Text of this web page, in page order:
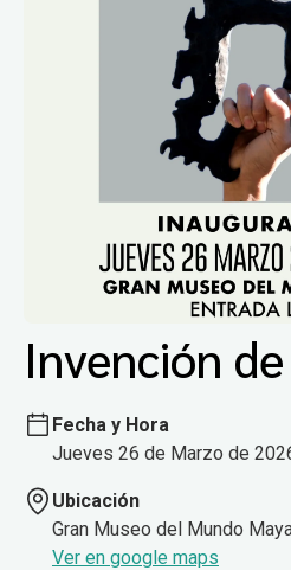
Invención
Fecha y Hora
Jueves 26 de Marzo de
Ubicación
Gran Museo del Mundo
Ver en google maps